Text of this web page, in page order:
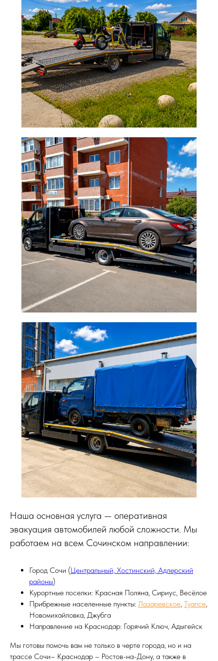
Наша основная услуга — оперативная
эвакуация автомобилей любой сложности. Мы
работаем на всем Сочинском направлении:
Город Сочи (Центральный, Хостинский, Адлерский
районы)
Курортные поселки: Красная Поляна, Сириус, Весёлое
Прибрежные населенные пункты: Лазаревское, Туапсе,
Новомихайловка, Джубга
Направление на Краснодар: Горячий Ключ, Адыгейск
Мы готовы помочь вам не только в черте города, но и на
трассе Сочи– Краснодар – Ростов-на-Дону, а также в